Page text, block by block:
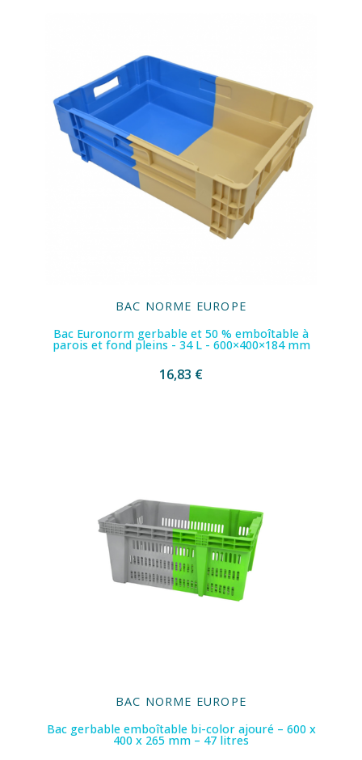
BAC NORME EUROPE
Bac Euronorm gerbable et 50 % emboîtable à
parois et fond pleins - 34 L - 600×400×184 mm
16,83 €
BAC NORME EUROPE
Bac gerbable emboîtable bi-color ajouré – 600 x
400 x 265 mm – 47 litres